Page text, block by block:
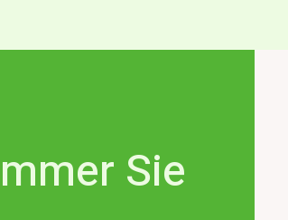
Sie